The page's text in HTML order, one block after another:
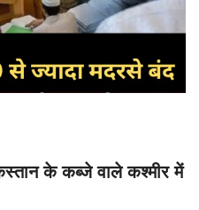
के कब्जे वाले कश्मीर में